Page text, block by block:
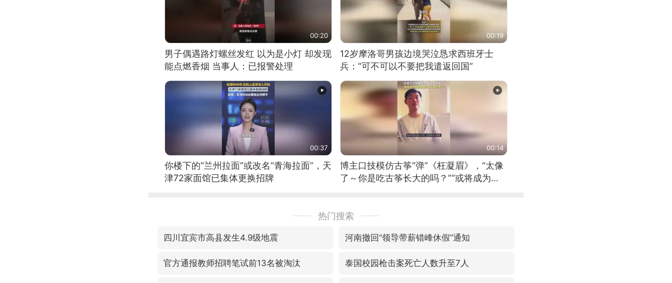
00:20
男子偶遇路灯螺丝发红 以为是小灯 却发现
能点燃香烟 当事人：已报警处理
00:19
12岁摩洛哥男孩边境哭泣恳求西班牙士
兵：“可不可以不要把我遣返回国”
00:37
你楼下的“兰州拉面”或改名“青海拉面”，天
津72家面馆已集体更换招牌
00:14
博主口技模仿古筝“弹”《枉凝眉》，“太像
了～你是吃古筝长大的吗？”“或将成为首
热门搜索
四川宜宾市高县发生4.9级地震 河南撤回“领导带薪错峰休假”通知
官方通报教师招聘笔试前13名被淘汰 泰国校园枪击案死亡人数升至7人